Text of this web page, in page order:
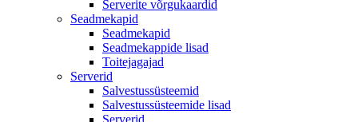
Serverite võrgukaardid
Seadmekapid
Seadmekapid
Seadmekappide lisad
Toitejagajad
Serverid
Salvestussüsteemid
Salvestussüsteemide lisad
Serverid